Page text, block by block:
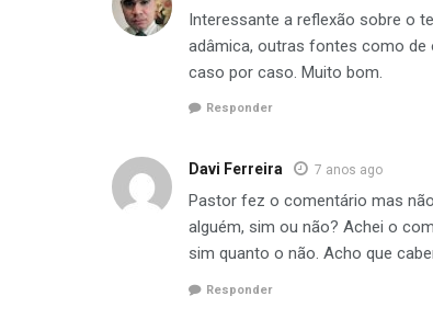
Interessante a reflexão sobre o
adâmica, outras fontes como de
caso por caso. Muito bom.
Responder
Davi Ferreira 7 anos ago
Pastor fez o comentário mas
alguém, sim ou não? Achei o
sim quanto o não. Acho que
Responder